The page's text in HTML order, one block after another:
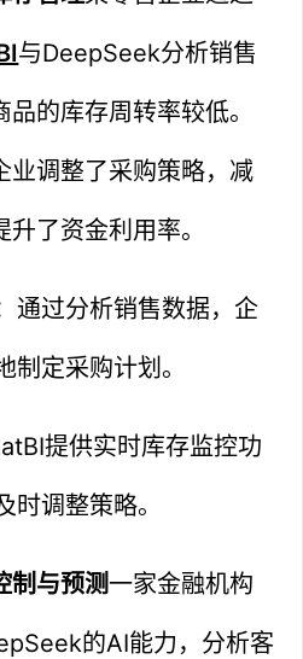
与DeepSeek分析销售
的库存周转率较低。
业调整了采购策略，减
了资金利用率。
通过分析销售数据，企
制定采购计划。
提供实时库存监控功
时调整策略。
制与预测一家金融机构
的AI能力，分析客